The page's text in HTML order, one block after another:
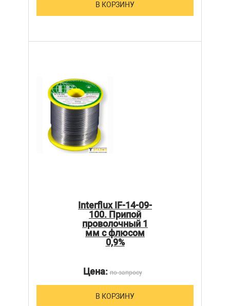
В КОРЗИНУ
Interflux IF-14-09-
100. Припой
проволочный 1
мм с флюсом
0,9%
Цена:по запросу
В КОРЗИНУ